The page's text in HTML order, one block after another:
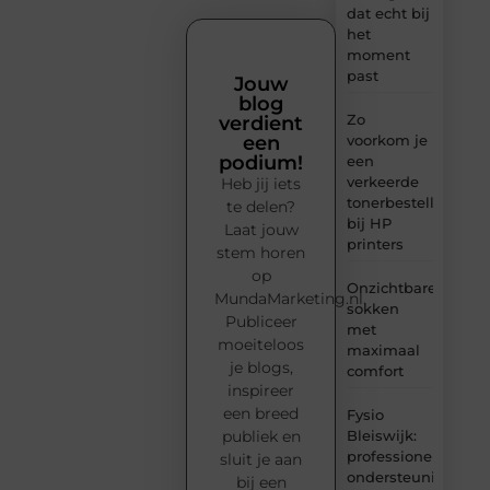
dat echt bij
het
moment
past
Zo
voorkom je
een
verkeerde
tonerbestelling
bij HP
printers
Onzichtbare
sokken
met
maximaal
comfort
Fysio
Bleiswijk:
professionele
ondersteuning
Jouw
blog
verdient
een
podium!
Heb jij iets
te delen?
Laat jouw
stem horen
op
MundaMarketing.nl.
Publiceer
moeiteloos
je blogs,
inspireer
een breed
publiek en
sluit je aan
bij een